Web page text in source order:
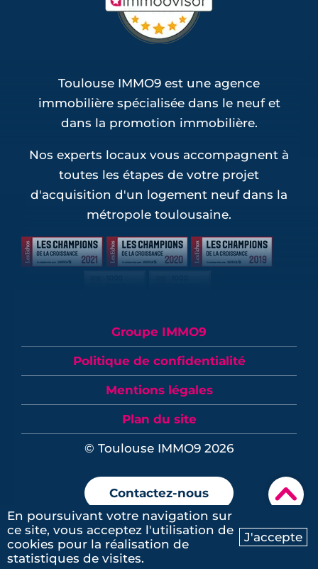
Ma recherche Contactez-nous
▾
Toulouse IMMO9 est une agence
immobilière spécialisée dans le neuf et
dans la promotion immobilière.
Nos experts locaux vous accompagnent à
toutes les étapes de votre projet
d'acquisition d'un logement neuf dans la
métropole toulousaine.
Groupe IMMO9
Politique de confidentialité
Mentions légales
Plan du site
© Toulouse IMMO9 2026
Contactez-nous
En poursuivant votre navigation sur
ce site, vous acceptez l'utilisation de
cookies pour la réalisation de
statistiques de visites.
J'accepte